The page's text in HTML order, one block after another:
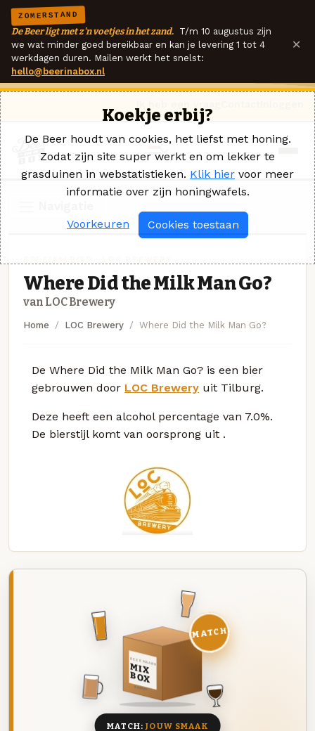
ZOMERSTAND
De Beer ligt met z'n voetjes in het zand. T/m 10 augustus zijn
we wat minder goed bereikbaar en kan je levering 1 tot 4
werkdagen duren. Mailen werkt het snelst:
hello@beerinabox.nl
×
Where Did the Milk Man Go?
van LOC Brewery
Home LOC Brewery Where Did the Milk Man Go?
De Where Did the Milk Man Go? is een bier
gebrouwen door LOC Brewery uit Tilburg.
Deze heeft een alcohol percentage van 7.0%.
De bierstijl komt van oorsprong uit .
DEZE MAAND
MIX
BOX
8 BIEREN
MATCH
MATCH:JOUW SMAAK
Koekje erbij?
De Beer houdt van cookies, het liefst met honing.
Zodat zijn site super werkt en om lekker te
grasduinen in webstatistieken. Klik hier voor meer
informatie over zijn honingwafels.
Voorkeuren Cookies toestaan